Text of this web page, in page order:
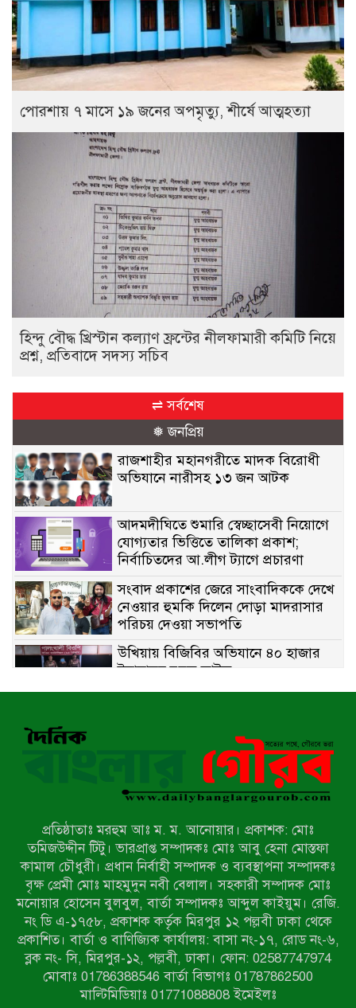
পোরশায় ৭ মাসে ১৯ জনের অপমৃত্যু, শীর্ষে আত্মহত্যা
হিন্দু বৌদ্ধ খ্রিস্টান কল্যাণ ফ্রন্টের নীলফামারী কমিটি নিয়ে
প্রশ্ন, প্রতিবাদে সদস্য সচিব
⇌ সর্বশেষ
❅ জনপ্রিয়
রাজশাহীর মহানগরীতে মাদক বিরোধী
অভিযানে নারীসহ ১৩ জন আটক
আদমদীঘিতে শুমারি স্বেচ্ছাসেবী নিয়োগে
যোগ্যতার ভিত্তিতে তালিকা প্রকাশ;
নির্বাচিতদের আ.লীগ ট্যাগে প্রচারণা
সংবাদ প্রকাশের জেরে সাংবাদিককে দেখে
নেওয়ার হুমকি দিলেন দোড়া মাদরাসার
পরিচয় দেওয়া সভাপতি
উখিয়ায় বিজিবির অভিযানে ৪০ হাজার
ইয়াবাসহ যুবক আটক
হিন্দু বৌদ্ধ খ্রিস্টান কল্যাণ ফ্রন্টের
নীলফামারী কমিটি নিয়ে প্রশ্ন, প্রতিবাদে
দরিয়ানগরে প্যারাসেইলিং দুর্ঘটনায় পর্যটক
নিহত: হত্যা মামলার প্রধান আসামি ঢাকায়
র‌্যাবের জালে
আদাচাকী দক্ষিণপাড়া ফ্রেন্ডস ক্লাবের
আয়োজনে ফুটবল টুর্নামেন্টের ফাইনাল
অনুষ্ঠিত
নওগাঁর বদলগাছীতে মানাপের
সচেতনতামূলক নাটক ‘পালাবদল’ মঞ্চস্থ
প্রতিষ্ঠাতাঃ মরহুম আঃ ম. ম. আনোয়ার। প্রকাশক: মোঃ
তমিজউদ্দীন টিটু। ভারপ্রাপ্ত সম্পাদকঃ মোঃ আবু হেনা মোস্তফা
কামাল চৌধুরী। প্রধান নির্বাহী সম্পাদক ও ব্যবস্থাপনা সম্পাদকঃ
বৃক্ষ প্রেমী মোঃ মাহমুদুন নবী বেলাল। সহকারী সম্পাদক মোঃ
মনোয়ার হোসেন বুলবুল, বার্তা সম্পাদকঃ আব্দুল কাইয়ুম। রেজি.
নং ডি এ-১৭৫৮, প্রকাশক কর্তৃক মিরপুর ১২ পল্লবী ঢাকা থেকে
প্রকাশিত। বার্তা ও বাণিজ্যিক কার্যালয়: বাসা নং-১৭, রোড নং-৬,
ব্লক নং- সি, মিরপুর-১২, পল্লবী, ঢাকা। ফোন: 02587747974
মোবাঃ 01786388546 বার্তা বিভাগঃ 01787862500
মাল্টিমিডিয়াঃ 01771088808 ইমেইলঃ